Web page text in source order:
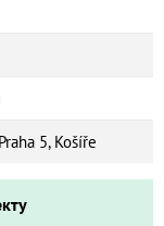
5, Košíře